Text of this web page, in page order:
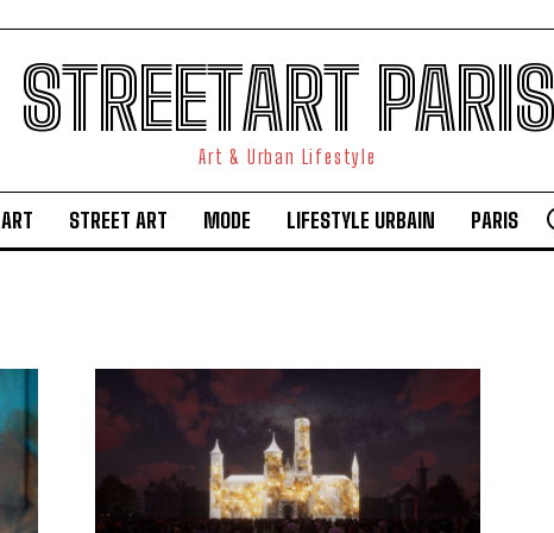
STREETART PARIS
Art & Urban Lifestyle
ART STREET ART MODE LIFESTYLE URBAIN PARIS